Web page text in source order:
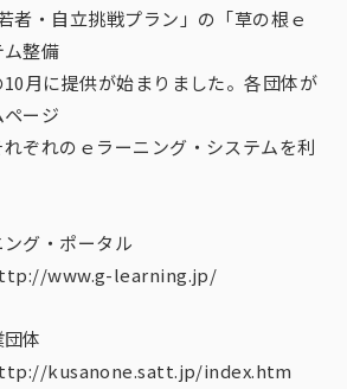
者・自立挑戦プラン」の「草の根ｅ
整備
月に提供が始まりました。各団体が
ージ
ぞれのｅラーニング・システムを利
グ・ポータル
learning.jp/
体
index.htm